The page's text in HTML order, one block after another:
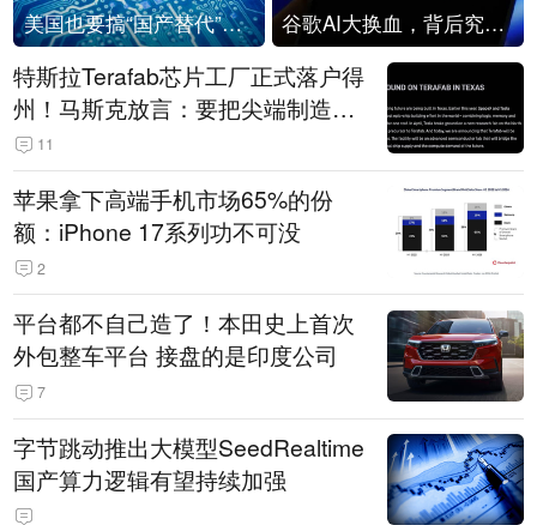
美国也要搞“国产替代”？先算清三笔账 谷歌AI大换血，背后究竟发生了什么？
特斯拉Terafab芯片工厂正式落户得
州！马斯克放言：要把尖端制造带
回美国
11
苹果拿下高端手机市场65%的份
额：iPhone 17系列功不可没
2
平台都不自己造了！本田史上首次
外包整车平台 接盘的是印度公司
7
字节跳动推出大模型SeedRealtime
国产算力逻辑有望持续加强